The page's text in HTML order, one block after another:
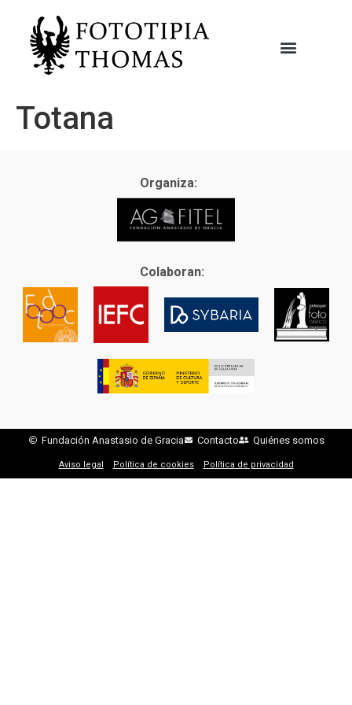
Totana
Organiza:
Colaboran:
Fundación Anastasio de Gracia Contacto Quiénes somos
Aviso legal Política de cookies Política de privacidad